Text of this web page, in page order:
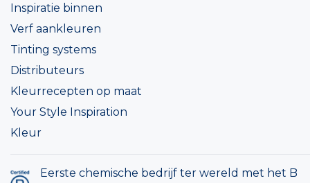
Inspiratie binnen
Verf aankleuren
Tinting systems
Distributeurs
Kleurrecepten op maat
Your Style Inspiration
Kleur
Eerste chemische bedrijf ter wereld met het B